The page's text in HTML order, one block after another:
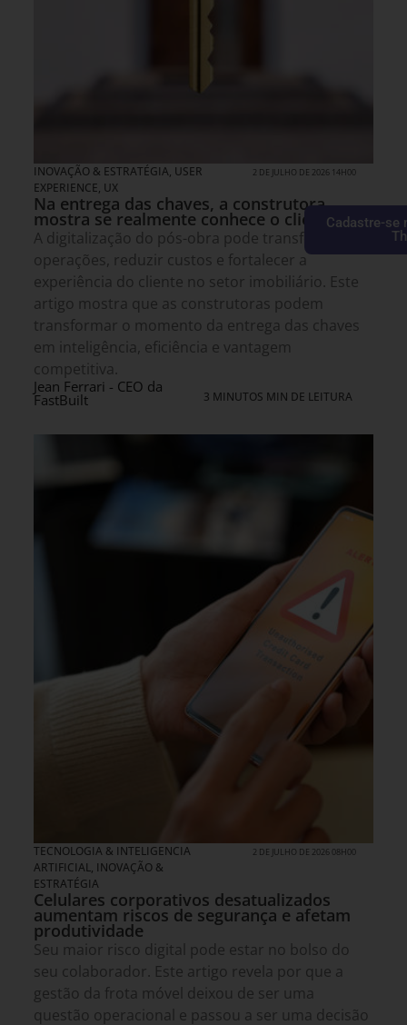
INOVAÇÃO & ESTRATÉGIA, USER
EXPERIENCE, UX
2 DE JULHO DE 2026 14H00
Na entrega das chaves, a construtora
mostra se realmente conhece o cliente
A digitalização do pós-obra pode transformar
operações, reduzir custos e fortalecer a
experiência do cliente no setor imobiliário. Este
artigo mostra que as construtoras podem
transformar o momento da entrega das chaves
em inteligência, eficiência e vantagem
competitiva.
Jean Ferrari - CEO da
FastBuilt 3 MINUTOS MIN DE LEITURA
TECNOLOGIA & INTELIGENCIA
ARTIFICIAL, INOVAÇÃO &
ESTRATÉGIA
2 DE JULHO DE 2026 08H00
Celulares corporativos desatualizados
aumentam riscos de segurança e afetam
produtividade
Seu maior risco digital pode estar no bolso do
seu colaborador. Este artigo revela por que a
gestão da frota móvel deixou de ser uma
questão operacional e passou a ser uma decisão
Cadastre-se